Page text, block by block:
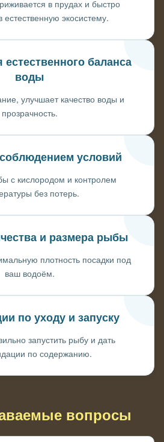
в прудах и быстро
естественную экосистему.
баланса
воды
улучшает качество воды и
прозрачность.
условий
с кислородом и контролем
без потерь.
и размера рыбы
плотность посадки под
ваш водоём.
по уходу и запуску
запустить рыбу и дать
по содержанию.
вопросы